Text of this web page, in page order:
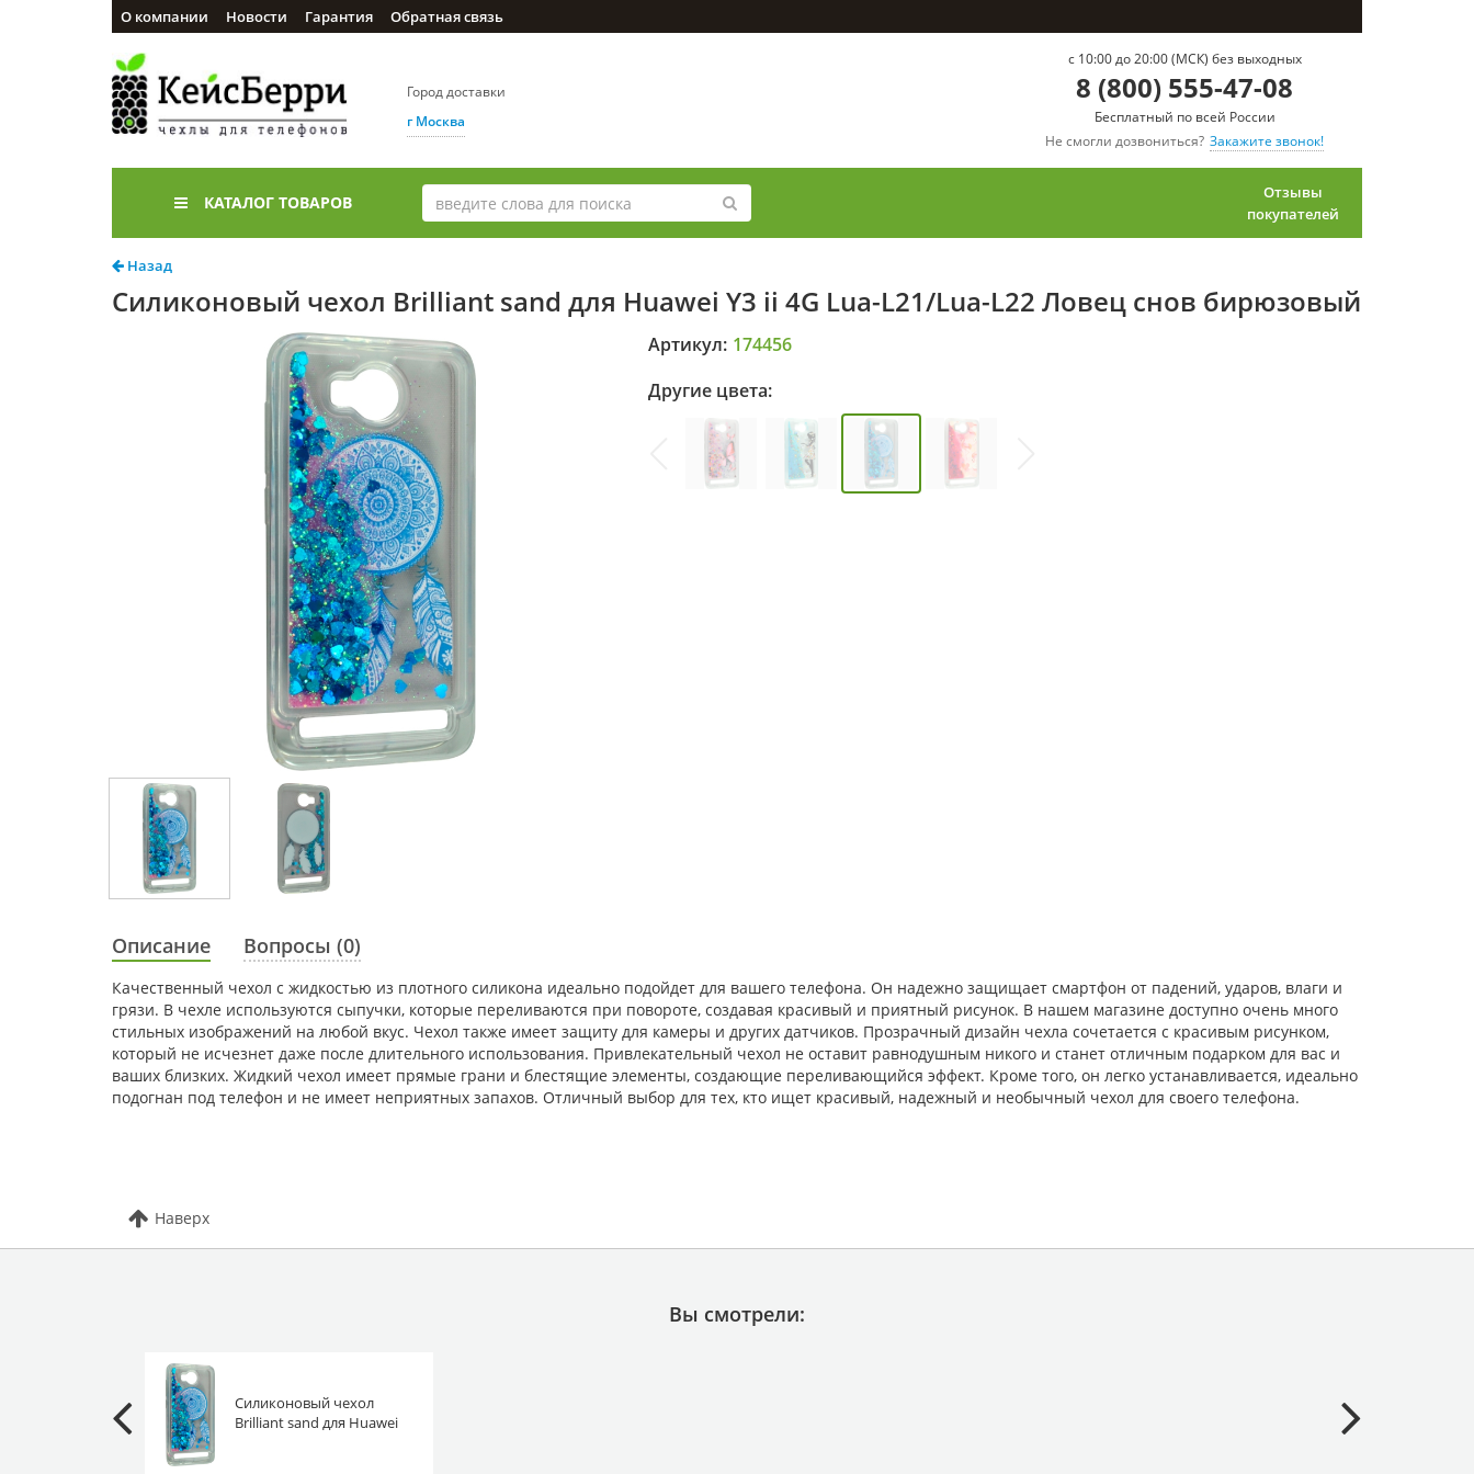
О компании Новости Гарантия Обратная связь
Город доставки
г Москва
c 10:00 до 20:00 (МСК) без выходных
8 (800) 555-47-08
Бесплатный по всей России
Не смогли дозвониться? Закажите звонок!
КАТАЛОГ ТОВАРОВ
Отзывы
покупателей
Назад
Силиконовый чехол Brilliant sand для Huawei Y3 ii 4G Lua-L21/Lua-L22 Ловец снов бирюзовый
Артикул: 174456
Другие цвета:
Описание Вопросы (0)
Качественный чехол с жидкостью из плотного силикона идеально подойдет для вашего телефона. Он надежно защищает смартфон от падений, ударов, влаги и
грязи. В чехле используются сыпучки, которые переливаются при повороте, создавая красивый и приятный рисунок. В нашем магазине доступно очень много
стильных изображений на любой вкус. Чехол также имеет защиту для камеры и других датчиков. Прозрачный дизайн чехла сочетается с красивым рисунком,
который не исчезнет даже после длительного использования. Привлекательный чехол не оставит равнодушным никого и станет отличным подарком для вас и
ваших близких. Жидкий чехол имеет прямые грани и блестящие элементы, создающие переливающийся эффект. Кроме того, он легко устанавливается, идеально
подогнан под телефон и не имеет неприятных запахов. Отличный выбор для тех, кто ищет красивый, надежный и необычный чехол для своего телефона.
Наверх
Вы смотрели:
Силиконовый чехол
Brilliant sand для Huawei